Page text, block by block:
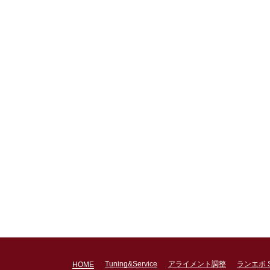
HOME Tuning&Service アライメント調整 ランエボ